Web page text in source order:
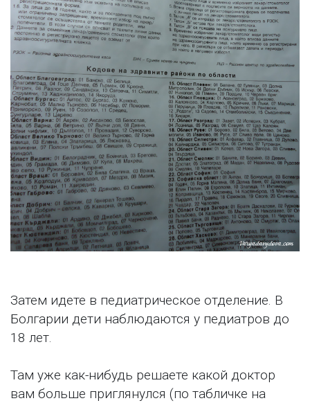
Затем идете в педиатрическое отделение. В
Болгарии дети наблюдаются у педиатров до
18 лет.
Там уже как-нибудь решаете какой доктор
вам больше приглянулся (по табличке на